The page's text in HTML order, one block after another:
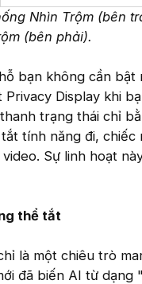
Nhìn Trộm (bên
(bên phải).
bạn không cần bật
Display khi
trạng thái chỉ
tính năng đi, chiếc
Sự linh hoạt
thể tắt
là một chiêu trò
đã biến AI từ dạng